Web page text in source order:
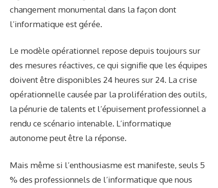
changement monumental dans la façon dont
l’informatique est gérée.
Le modèle opérationnel repose depuis toujours sur
des mesures réactives, ce qui signifie que les équipes
doivent être disponibles 24 heures sur 24. La crise
opérationnelle causée par la prolifération des outils,
la pénurie de talents et l’épuisement professionnel a
rendu ce scénario intenable. L’informatique
autonome peut être la réponse.
Mais même si l’enthousiasme est manifeste, seuls 5
% des professionnels de l’informatique que nous